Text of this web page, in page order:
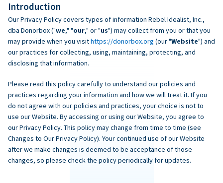
Introduction
Our Privacy Policy covers types of information Rebel Idealist, Inc.,
dba Donorbox ("we," "our," or "us") may collect from you or that you
may provide when you visithttps://donorbox.org (our "Website") and
our practices for collecting, using, maintaining, protecting, and
disclosing that information.
Please read this policy carefully to understand our policies and
practices regarding your information and how we will treat it. If you
do not agree with our policies and practices, your choice is not to
use our Website. By accessing or using our Website, you agree to
our Privacy Policy. This policy may change from time to time (see
Changes to Our Privacy Policy). Your continued use of our Website
after we make changes is deemed to be acceptance of those
changes, so please check the policy periodically for updates.